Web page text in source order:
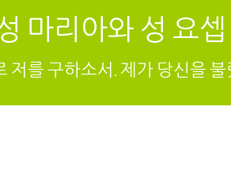
마리아와 성 요셉
를 구하소서. 제가 당신을